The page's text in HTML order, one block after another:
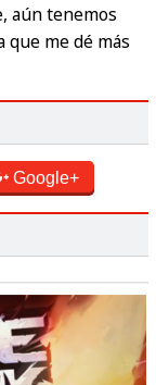
aún tenemos
que me dé más
Google+